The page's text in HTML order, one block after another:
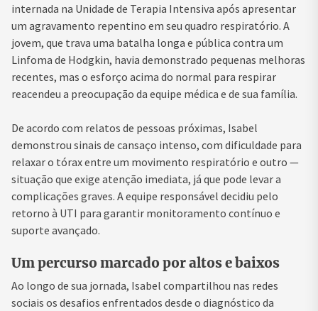
internada na Unidade de Terapia Intensiva após apresentar
um agravamento repentino em seu quadro respiratório. A
jovem, que trava uma batalha longa e pública contra um
Linfoma de Hodgkin, havia demonstrado pequenas melhoras
recentes, mas o esforço acima do normal para respirar
reacendeu a preocupação da equipe médica e de sua família.
De acordo com relatos de pessoas próximas, Isabel
demonstrou sinais de cansaço intenso, com dificuldade para
relaxar o tórax entre um movimento respiratório e outro —
situação que exige atenção imediata, já que pode levar a
complicações graves. A equipe responsável decidiu pelo
retorno à UTI para garantir monitoramento contínuo e
suporte avançado.
Um percurso marcado por altos e baixos
Ao longo de sua jornada, Isabel compartilhou nas redes
sociais os desafios enfrentados desde o diagnóstico da